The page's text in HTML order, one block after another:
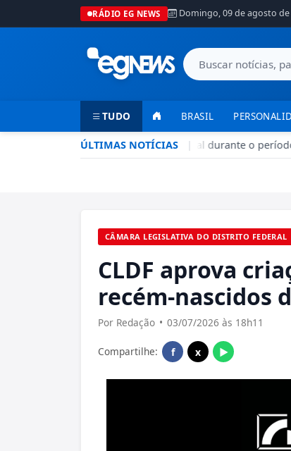
RÁDIO EG NEWS Domingo, 09 de agosto de
TUDO BRASIL
ÚLTIMAS NOTÍCIAS |
Seca no DF: hidratação é fundamental durante o período
CÂMARA LEGISLATIVA DO DISTRITO FEDERAL
CLDF aprova
recém-nascidos
Por Redação • 03/07/2026 às 18h11
Compartilhe: f x ▶